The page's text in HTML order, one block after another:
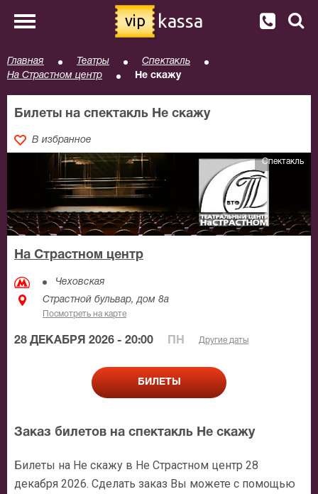
vip kassa
Главная Театры
Спектакль
На Страстном центр
Не скажу
Билеты на спектакль Не скажу
В избранное
Спектакль
На Страстном центр
Чеховская
Страстной бульвар, дом 8а
Посмотреть на карте
28 ДЕКАБРЯ 2026 - 20:00 ПН Другие даты
БИЛЕТЫ
Заказ билетов на спектакль Не скажу
Билеты на Не скажу в Не Страстном центр 28
декабря 2026. Сделать заказ Вы можете с помощью